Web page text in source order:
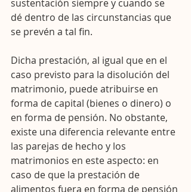
sustentación siempre y cuando se
dé dentro de las circunstancias que
se prevén a tal fin.
Dicha prestación, al igual que en el
caso previsto para la disolución del
matrimonio, puede atribuirse en
forma de capital (bienes o dinero) o
en forma de pensión. No obstante,
existe una diferencia relevante entre
las parejas de hecho y los
matrimonios en este aspecto: en
caso de que la prestación de
alimentos fuera en forma de pensión